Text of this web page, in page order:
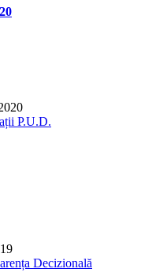
P.U.D.
Decizională